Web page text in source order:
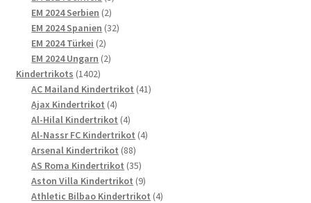
EM 2024 Serbien 22
Produkte
EM 2024 Spanien 3232
EM 2024 Türkei 22
Produkte
EM 2024 Ungarn 22
Kindertrikots 14021402
Produkte
AC Mailand Kindertrikot 4141
Ajax Kindertrikot 44
Produkte
Al-Hilal Kindertrikot 44
Produkte
Al-Nassr FC Kindertrikot 44
Arsenal Kindertrikot 8888
Produkte
AS Roma Kindertrikot 3535
Produkte
Aston Villa Kindertrikot 99
Produkte
Athletic Bilbao Kindertrikot 44